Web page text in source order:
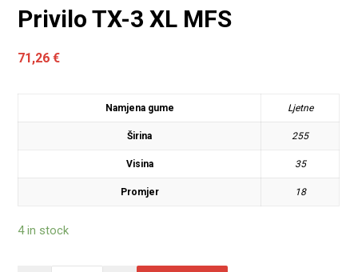
Privilo TX-3 XL MFS
71,26€
Namjena gume Ljetne
Širina 255
Visina 35
Promjer 18
4 in stock